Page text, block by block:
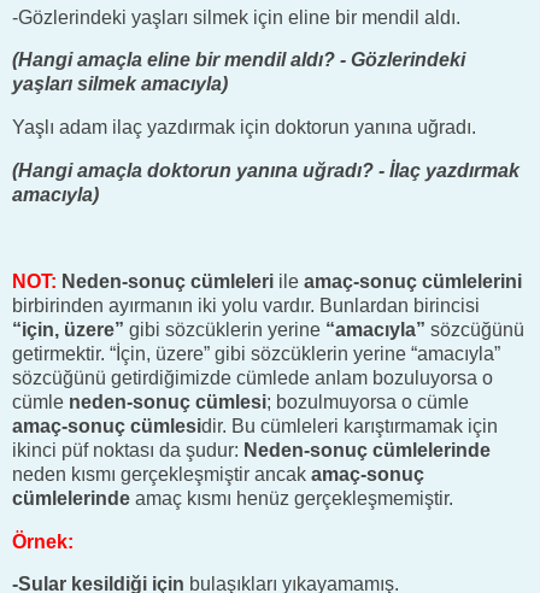
-Gözlerindeki yaşları silmek için eline bir mendil aldı.
(Hangi amaçla eline bir mendil aldı? - Gözlerindeki
yaşları silmek amacıyla)
Yaşlı adam ilaç yazdırmak için doktorun yanına uğradı.
(Hangi amaçla doktorun yanına uğradı? - İlaç yazdırmak
amacıyla)
NOT: Neden-sonuç cümleleri ile amaç-sonuç cümlelerini
birbirinden ayırmanın iki yolu vardır. Bunlardan birincisi
“için, üzere” gibi sözcüklerin yerine “amacıyla” sözcüğünü
getirmektir. “İçin, üzere” gibi sözcüklerin yerine “amacıyla”
sözcüğünü getirdiğimizde cümlede anlam bozuluyorsa o
cümle neden-sonuç cümlesi; bozulmuyorsa o cümle
amaç-sonuç cümlesidir. Bu cümleleri karıştırmamak için
ikinci püf noktası da şudur: Neden-sonuç cümlelerinde
neden kısmı gerçekleşmiştir ancak amaç-sonuç
cümlelerinde amaç kısmı henüz gerçekleşmemiştir.
Örnek:
-Sular kesildiği için bulaşıkları yıkayamamış.